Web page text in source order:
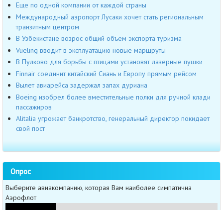
Еще по одной компании от каждой страны
Международный аэропорт Лусаки хочет стать региональным
транзитным центром
В Узбекистане возрос общий объем экспорта туризма
Vueling вводит в эксплуатацию новые маршруты
В Пулково для борьбы с птицами установят лазерные пушки
Finnair соединит китайский Сиань и Европу прямым рейсом
Вылет авиарейса задержал запах дуриана
Boeing изобрел более вместительные полки для ручной клади
пассажиров
Alitalia угрожает банкротство, генеральный директор покидает
свой пост
Опрос
Выберите авиакомпанию, которая Вам наиболее симпатична
Аэрофлот